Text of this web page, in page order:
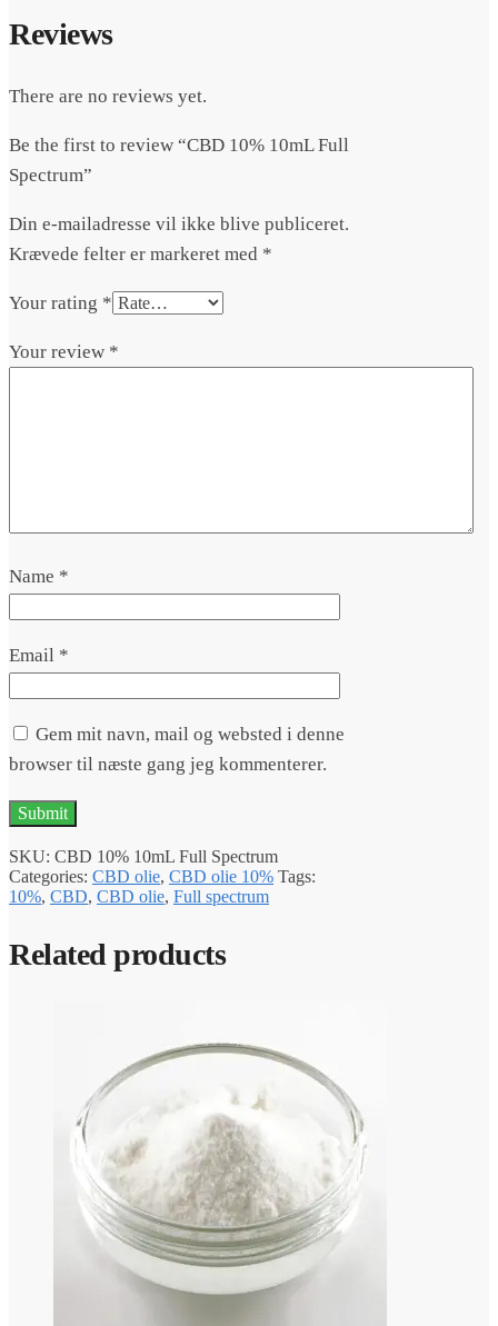
Reviews
There are no reviews yet.
Be the first to review “CBD 10% 10mL Full
Spectrum”
Din e-mailadresse vil ikke blive publiceret.
Krævede felter er markeret med *
Your rating *
Your review *
Name *
Email *
Gem mit navn, mail og websted i denne
browser til næste gang jeg kommenterer.
SKU: CBD 10% 10mL Full Spectrum
Categories: CBD olie, CBD olie 10% Tags:
10%, CBD, CBD olie, Full spectrum
Related products